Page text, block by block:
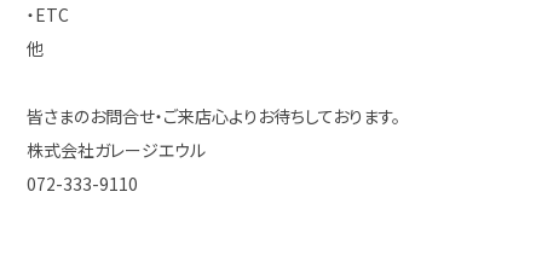
・ETC
他
皆さまのお問合せ・ご来店心よりお待ちしております。
株式会社ガレージエウル
072-333-9110